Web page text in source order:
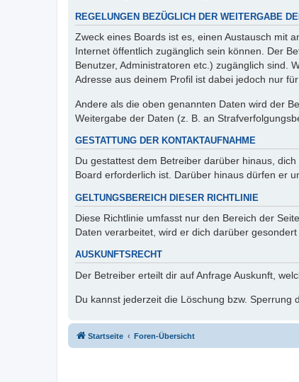
REGELUNGEN BEZÜGLICH DER WEITERGABE
Zweck eines Boards ist es, einen Austausch mit
Internet öffentlich zugänglich sein können. Der
Benutzer, Administratoren etc.) zugänglich sind.
Adresse aus deinem Profil ist dabei jedoch nur
Andere als die oben genannten Daten wird der
Weitergabe der Daten (z. B. an
GESTATTUNG DER KONTAKTAUFNAHME
Du gestattest dem Betreiber darüber hinaus,
Board erforderlich ist. Darüber hinaus dürfen er
GELTUNGSBEREICH DIESER RICHTLINIE
Diese Richtlinie umfasst nur den Bereich der
Daten verarbeitet, wird er dich darüber gesondert
AUSKUNFTSRECHT
Der Betreiber erteilt dir auf Anfrage Auskunft,
Du kannst jederzeit die Löschung bzw. Sperrung
Startseite Foren-Übersicht